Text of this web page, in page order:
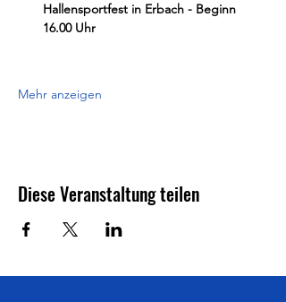
Hallensportfest in Erbach - Beginn
16.00 Uhr
Mehr anzeigen
Diese Veranstaltung teilen